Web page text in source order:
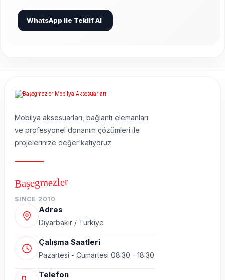
WhatsApp ile Teklif Al
Mobilya aksesuarları, bağlantı elemanları
ve profesyonel donanım çözümleri ile
projelerinize değer katıyoruz.
Başegmezler
SINCE 2010
Adres
Diyarbakır / Türkiye
Çalışma Saatleri
Pazartesi - Cumartesi 08:30 - 18:30
Telefon